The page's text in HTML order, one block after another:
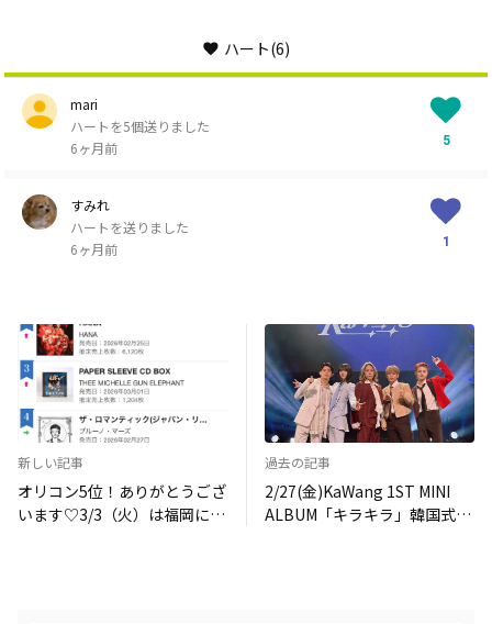
ハート(6)
mari
ハートを5個送りました
6ヶ月前
5
すみれ
ハートを送りました
6ヶ月前
1
新しい記事
オリコン5位！ありがとうござ
います♡3/3（火）は福岡に行
過去の記事
2/27(金)KaWang 1ST MINI
ALBUM「キラキラ」韓国式全